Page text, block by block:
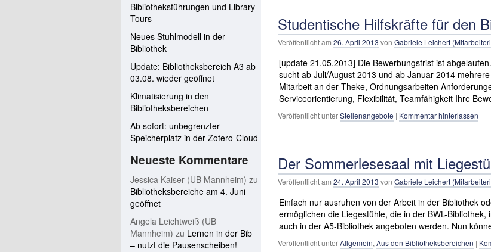
Studentische Hilfskräfte für den
Veröffentlicht am 26. April 2013 von Gabriele Leichert
[update 21.05.2013] Die Bewerbungsfrist ist
sucht ab Juli/August 2013 und ab Januar 2014
Mitarbeit an der Theke, Ordnungsarbeiten
Serviceorientierung, Flexibilität, Teamfähigkeit Ihre
Veröffentlicht unterStellenangebote | Kommentar hinterlassen
Der Sommerlesesaal mit
Veröffentlicht am 24. April 2013 von Gabriele Leichert
Einfach nur ausruhen von der Arbeit in der Bibliothek
ermöglichen die Liegestühle, die in der BWL-
auch in der A5-Bibliothek angeboten werden. Nun
Veröffentlicht unterAllgemein,Aus den Bibliotheksbereichen |
Bibliotheksführungen und Library
Tours
Neues Stuhlmodell in der
Bibliothek
Update: Bibliotheksbereich A3 ab
03.08. wieder geöffnet
Klimatisierung in den
Bibliotheksbereichen
Ab sofort: unbegrenzter
Speicherplatz in der Zotero-Cloud
Neueste Kommentare
Jessica Kaiser (UB Mannheim) zu
Bibliotheksbereiche am 4. Juni
geöffnet
Angela Leichtweiß (UB
Mannheim) zu Lernen in der Bib
– nutzt die Pausenscheiben!